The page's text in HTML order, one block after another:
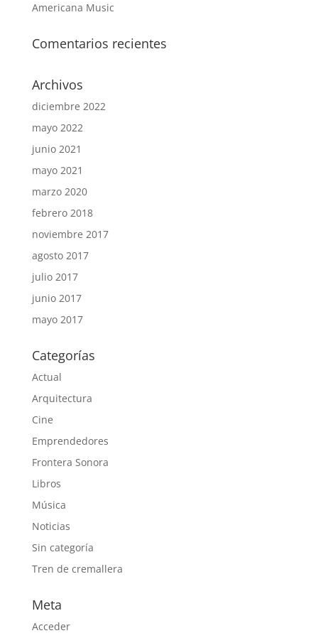
Americana Music
Comentarios recientes
Archivos
diciembre 2022
mayo 2022
junio 2021
mayo 2021
marzo 2020
febrero 2018
noviembre 2017
agosto 2017
julio 2017
junio 2017
mayo 2017
Categorías
Actual
Arquitectura
Cine
Emprendedores
Frontera Sonora
Libros
Música
Noticias
Sin categoría
Tren de cremallera
Meta
Acceder